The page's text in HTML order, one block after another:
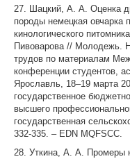
27. Шацкий, А. А. Оценка
породы немецкая
кинологического
Пивоварова // Молодежь.
трудов по материалам
конференции студентов,
Ярославль, 18–19 марта
государственное
высшего
государственная
332-335. – EDN MQFSCC.
28. Уткина, А. А. Промеры